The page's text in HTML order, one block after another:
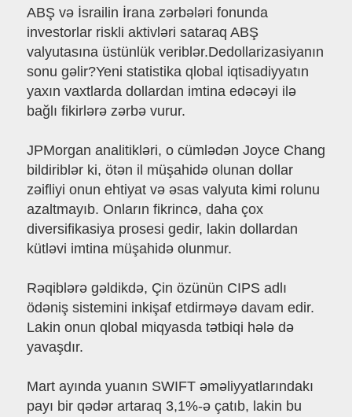
ABŞ və İsrailin İrana zərbələri fonunda
investorlar riskli aktivləri sataraq ABŞ
valyutasına üstünlük veriblər.Dedollarizasiyanın
sonu gəlir?Yeni statistika qlobal iqtisadiyyatın
yaxın vaxtlarda dollardan imtina edəcəyi ilə
bağlı fikirlərə zərbə vurur.
JPMorgan analitikləri, o cümlədən Joyce Chang
bildiriblər ki, ötən il müşahidə olunan dollar
zəifliyi onun ehtiyat və əsas valyuta kimi rolunu
azaltmayıb. Onların fikrincə, daha çox
diversifikasiya prosesi gedir, lakin dollardan
kütləvi imtina müşahidə olunmur.
Rəqiblərə gəldikdə, Çin özünün CIPS adlı
ödəniş sistemini inkişaf etdirməyə davam edir.
Lakin onun qlobal miqyasda tətbiqi hələ də
yavaşdır.
Mart ayında yuanın SWIFT əməliyyatlarındakı
payı bir qədər artaraq 3,1%-ə çatıb, lakin bu